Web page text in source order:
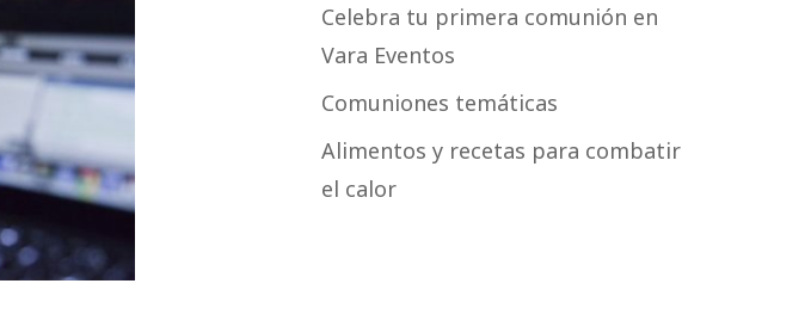
Celebra tu primera comunión en
Vara Eventos
Comuniones temáticas
Alimentos y recetas para combatir
el calor